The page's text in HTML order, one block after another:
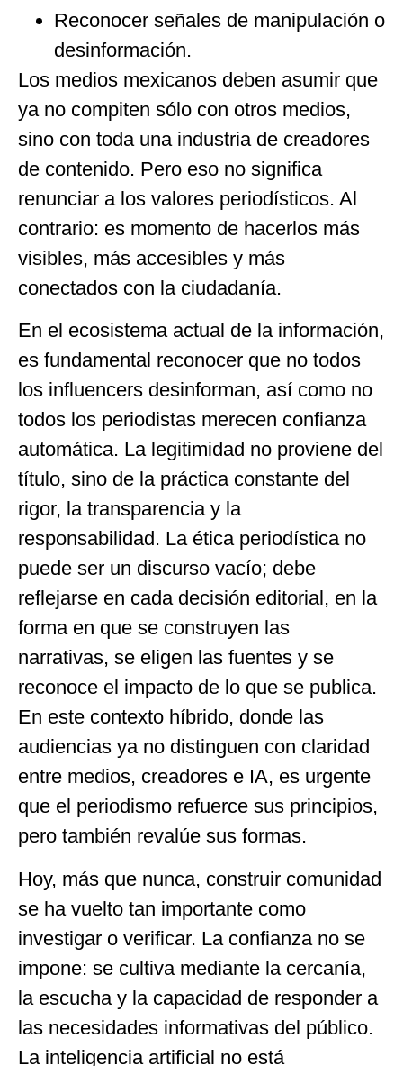
Reconocer señales de manipulación o
desinformación.
Los medios mexicanos deben asumir que
ya no compiten sólo con otros medios,
sino con toda una industria de creadores
de contenido. Pero eso no significa
renunciar a los valores periodísticos. Al
contrario: es momento de hacerlos más
visibles, más accesibles y más
conectados con la ciudadanía.
En el ecosistema actual de la información,
es fundamental reconocer que no todos
los influencers desinforman, así como no
todos los periodistas merecen confianza
automática. La legitimidad no proviene del
título, sino de la práctica constante del
rigor, la transparencia y la
responsabilidad. La ética periodística no
puede ser un discurso vacío; debe
reflejarse en cada decisión editorial, en la
forma en que se construyen las
narrativas, se eligen las fuentes y se
reconoce el impacto de lo que se publica.
En este contexto híbrido, donde las
audiencias ya no distinguen con claridad
entre medios, creadores e IA, es urgente
que el periodismo refuerce sus principios,
pero también revalúe sus formas.
Hoy, más que nunca, construir comunidad
se ha vuelto tan importante como
investigar o verificar. La confianza no se
impone: se cultiva mediante la cercanía,
la escucha y la capacidad de responder a
las necesidades informativas del público.
La inteligencia artificial no está